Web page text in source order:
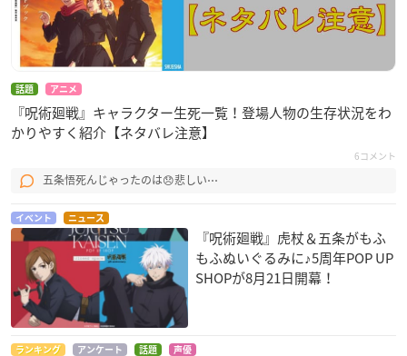
話題 アニメ
『呪術廻戦』キャラクター生死一覧！登場人物の生存状況をわ
かりやすく紹介【ネタバレ注意】
6コメント
五条悟死んじゃったのは😞悲しい⋯
イベント ニュース
『呪術廻戦』虎杖＆五条がもふ
もふぬいぐるみに♪5周年POP UP
SHOPが8月21日開幕！
ランキング アンケート 話題 声優